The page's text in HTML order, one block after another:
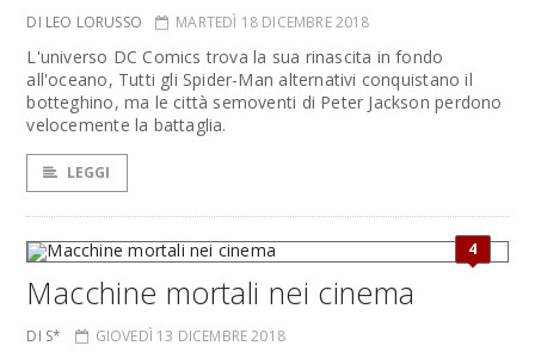
DI LEO LORUSSO MARTEDÌ 18 DICEMBRE 2018
L'universo DC Comics trova la sua rinascita in fondo
all'oceano, Tutti gli Spider-Man alternativi conquistano il
botteghino, ma le città semoventi di Peter Jackson perdono
velocemente la battaglia.
LEGGI
4
Macchine mortali nei cinema
DI S* GIOVEDÌ 13 DICEMBRE 2018